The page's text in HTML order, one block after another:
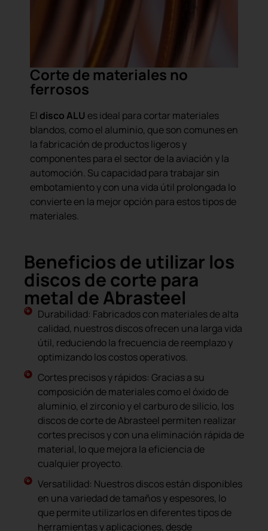
Corte de materiales no
ferrosos
El disco ALU es ideal para cortar materiales
blandos, como el aluminio, que son comunes en
la fabricación de productos ligeros y
componentes para el sector de la aviación y la
automoción. Su capacidad para trabajar sin
embotamiento y con una vida útil prolongada lo
convierte en la mejor opción para estos tipos de
materiales.
Beneficios de utilizar los
discos de corte para
metal de Abrasteel
Durabilidad: Fabricados con materiales de alta
calidad, nuestros discos ofrecen una larga vida
útil, reduciendo la frecuencia de reemplazo y
optimizando los costos operativos.
Cortes precisos y rápidos: Gracias a su
composición de materiales como el óxido de
aluminio, el zirconio y el carburo de silicio, los
discos de corte de Abrasteel permiten realizar
cortes precisos y con una eliminación rápida de
material, lo que mejora la eficiencia de
cualquier proyecto.
Versatilidad: Nuestros discos están disponibles
en una variedad de tamaños y espesores, lo
que permite utilizarlos en diferentes tipos de
herramientas y aplicaciones, desde